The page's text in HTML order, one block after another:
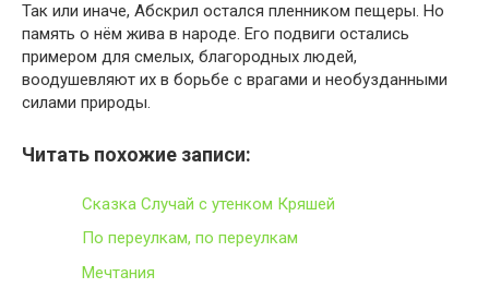
Так или иначе, Абскрил остался пленником пещеры. Но
память о нём жива в народе. Его подвиги остались
примером для смелых, благородных людей,
воодушевляют их в борьбе с врагами и необузданными
силами природы.
Читать похожие записи:
Сказка Случай с утенком Кряшей
По переулкам, по переулкам
Мечтания